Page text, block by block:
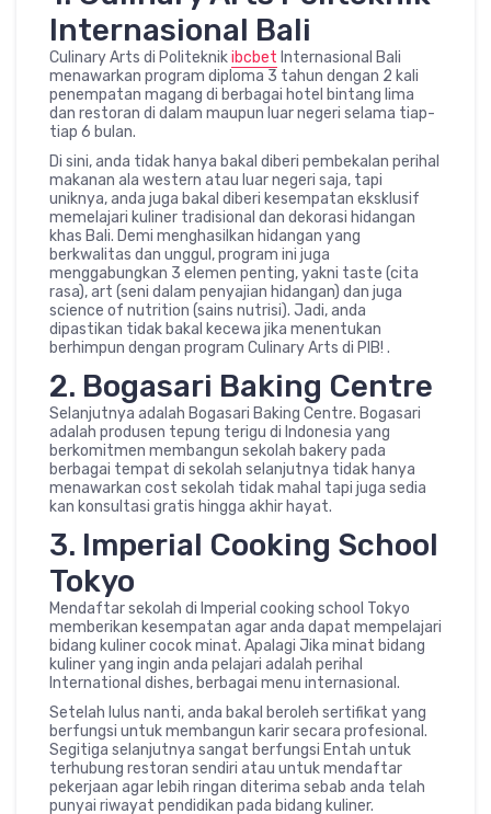
Internasional Bali
Culinary Arts di Politeknikibcbet Internasional Bali
menawarkan program diploma 3 tahun dengan 2 kali
penempatan magang di berbagai hotel bintang lima
dan restoran di dalam maupun luar negeri selama tiap-
tiap 6 bulan.
Di sini, anda tidak hanya bakal diberi pembekalan perihal
makanan ala western atau luar negeri saja, tapi
uniknya, anda juga bakal diberi kesempatan eksklusif
memelajari kuliner tradisional dan dekorasi hidangan
khas Bali. Demi menghasilkan hidangan yang
berkwalitas dan unggul, program ini juga
menggabungkan 3 elemen penting, yakni taste (cita
rasa), art (seni dalam penyajian hidangan) dan juga
science of nutrition (sains nutrisi). Jadi, anda
dipastikan tidak bakal kecewa jika menentukan
berhimpun dengan program Culinary Arts di PIB! .
2. Bogasari Baking Centre
Selanjutnya adalah Bogasari Baking Centre. Bogasari
adalah produsen tepung terigu di Indonesia yang
berkomitmen membangun sekolah bakery pada
berbagai tempat di sekolah selanjutnya tidak hanya
menawarkan cost sekolah tidak mahal tapi juga sedia
kan konsultasi gratis hingga akhir hayat.
3. Imperial Cooking School
Tokyo
Mendaftar sekolah di Imperial cooking school Tokyo
memberikan kesempatan agar anda dapat mempelajari
bidang kuliner cocok minat. Apalagi Jika minat bidang
kuliner yang ingin anda pelajari adalah perihal
International dishes, berbagai menu internasional.
Setelah lulus nanti, anda bakal beroleh sertifikat yang
berfungsi untuk membangun karir secara profesional.
Segitiga selanjutnya sangat berfungsi Entah untuk
terhubung restoran sendiri atau untuk mendaftar
pekerjaan agar lebih ringan diterima sebab anda telah
punyai riwayat pendidikan pada bidang kuliner.